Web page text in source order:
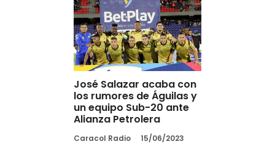
José Salazar acaba con
los rumores de Águilas y
un equipo Sub-20 ante
Alianza Petrolera
Caracol Radio 15/06/2023